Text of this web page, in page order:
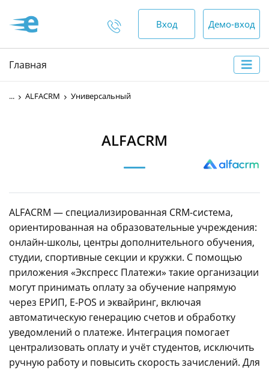
клиентами
+375 (29) 552-00-65
круглосуточно
info@express-pay.by
Вход Демо-вход
Главная
... ALFACRM Универсальный
ALFACRM
ALFACRM — специализированная CRM-система,
ориентированная на образовательные учреждения:
онлайн-школы, центры дополнительного обучения,
студии, спортивные секции и кружки. С помощью
приложения «Экспресс Платежи» такие организации
могут принимать оплату за обучение напрямую
через ЕРИП, E-POS и эквайринг, включая
автоматическую генерацию счетов и обработку
уведомлений о платеже. Интеграция помогает
централизовать оплату и учёт студентов, исключить
ручную работу и повысить скорость зачислений. Для